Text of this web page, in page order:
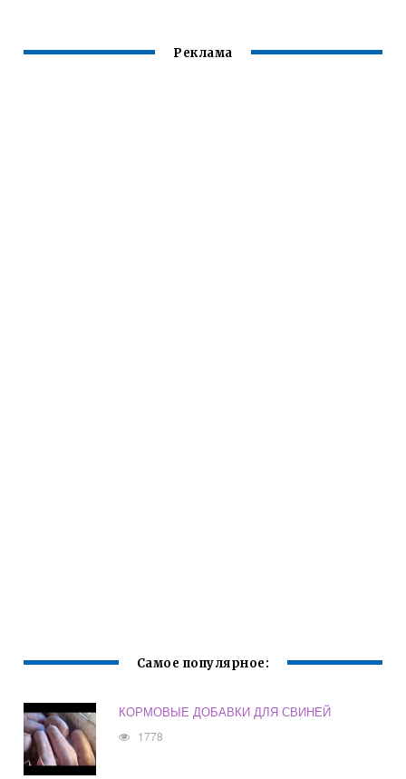
Реклама
Самое популярное:
КОРМОВЫЕ ДОБАВКИ ДЛЯ СВИНЕЙ
1778